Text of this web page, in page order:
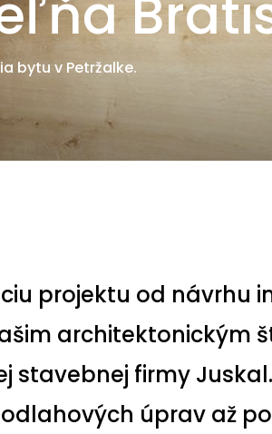
bytu v Petržalke.
projektu od návrhu
architektonickým
stavebnej firmy
úprav až